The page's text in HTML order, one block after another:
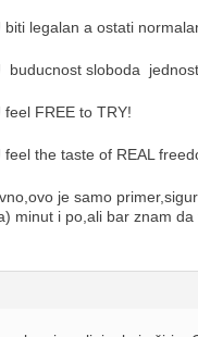
biti legalan a ostati
buducnost sloboda
feel FREE to TRY!
feel the taste of REAL
je samo
minut i po,ali bar znam